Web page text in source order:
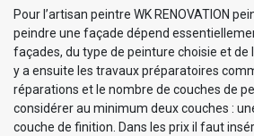
Pour l’artisan peintre WK RENOVATION
peindre une façade dépend
façades, du type de peinture choisie et de
y a ensuite les travaux préparatoires
réparations et le nombre de couches de
considérer au minimum deux couches :
couche de finition. Dans les prix il faut